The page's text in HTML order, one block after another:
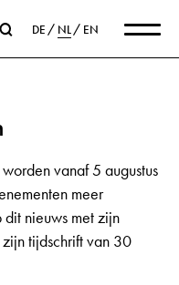
DE NL EN
vanaf 5 augustus
meer
nieuws met zijn
zijn tijdschrift van 30